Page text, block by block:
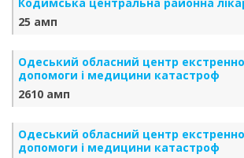
25 амп
Одеський обласний центр
допомоги і медицини катастроф
2610 амп
Одеський обласний центр
допомоги і медицини катастроф